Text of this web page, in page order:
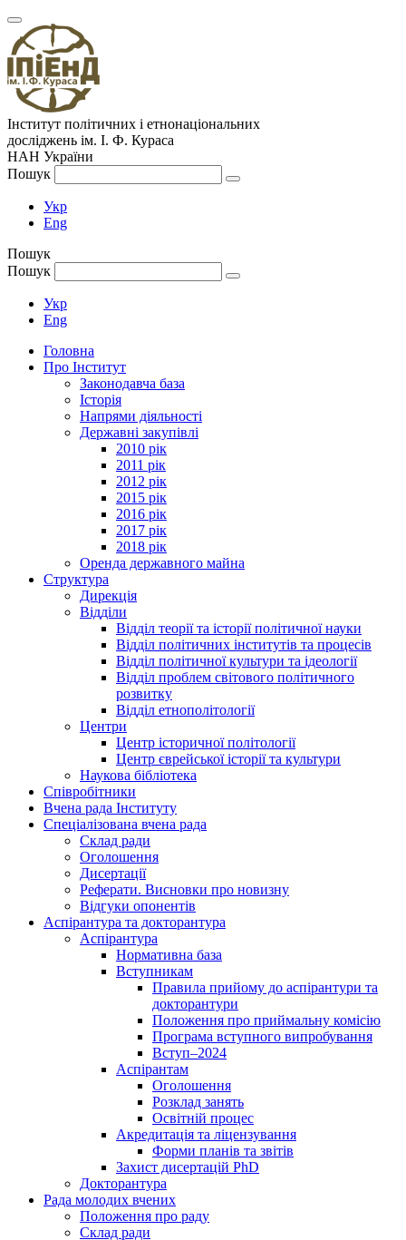
Інститут політичних і етнонаціональних
досліджень ім. І. Ф. Кураса
НАН України
Пошук
Укр
Eng
Пошук
Пошук
Укр
Eng
Головна
Про Інститут
Законодавча база
Історія
Напрями діяльності
Державні закупівлі
2010 рік
2011 рік
2012 рік
2015 рік
2016 рік
2017 рік
2018 рік
Оренда державного майна
Структура
Дирекція
Відділи
Відділ теорії та історії політичної науки
Відділ політичних інститутів та процесів
Відділ політичної культури та ідеології
Відділ проблем світового політичного
розвитку
Відділ етнополітології
Центри
Центр історичної політології
Центр єврейської історії та культури
Наукова бібліотека
Співробітники
Вчена рада Інституту
Спеціалізована вчена рада
Склад ради
Оголошення
Дисертації
Реферати. Висновки про новизну
Відгуки опонентів
Аспірантура та докторантура
Аспірантура
Нормативна база
Вступникам
Правила прийому до аспірантури та
докторантури
Положення про приймальну комісію
Програма вступного випробування
Вступ–2024
Аспірантам
Оголошення
Розклад занять
Освітній процес
Акредитація та ліцензування
Форми планів та звітів
Захист дисертацій PhD
Докторантура
Рада молодих вчених
Положення про раду
Склад ради